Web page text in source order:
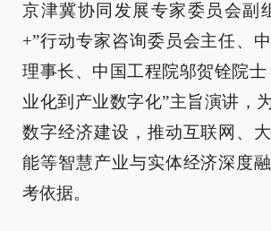
京津冀协同发展专家委员会副
+”行动专家咨询委员会主任、
理事长、中国工程院邬贺铨院士
业化到产业数字化”主旨演讲，
数字经济建设，推动互联网、
能等智慧产业与实体经济深度
考依据。